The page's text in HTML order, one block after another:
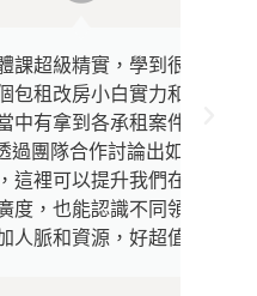
，學到很多，
白實力和信心
承租案件真實
討論出如何設
升我們在開發
識不同領域同
，好超值。